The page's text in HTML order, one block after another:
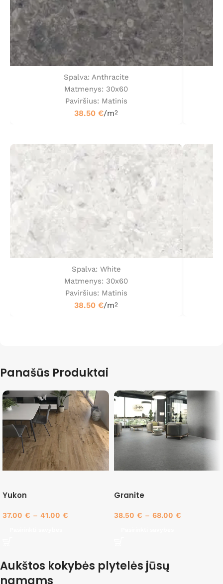
Spalva: Anthracite
Matmenys: 30x60
Paviršius: Matinis
38.50€/m2
Spalva: White
Matmenys: 30x60
Paviršius: Matinis
38.50€/m2
Panašūs Produktai
Yukon
37.00 € – 41.00 €
Granite
38.50 € – 68.00 €
Aukštos kokybės plytelės jūsų
namams